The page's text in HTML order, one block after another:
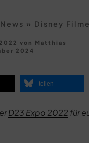
» Disney Filme
von Matthias
2024
teilen
D23 Expo 2022 für